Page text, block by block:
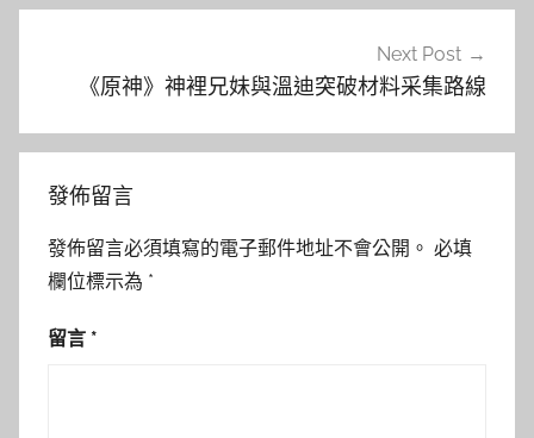
覽
Next Post
《原神》神裡兄妹與溫迪突破材料采集路線
發佈留言
發佈留言必須填寫的電子郵件地址不會公開。 必填
欄位標示為 *
留言 *